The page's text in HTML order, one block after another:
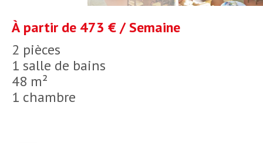
2 pièces
1 salle de bains
48 m²
1 chambre
À partir de 473 € / Semaine